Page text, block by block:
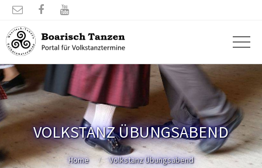
  
VOLKSTANZ ÜBUNGSABEND
Home Volkstanz Übungsabend